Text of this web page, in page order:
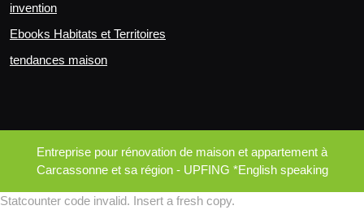
invention
Ebooks Habitats et Territoires
tendances maison
Entreprise pour rénovation de maison et appartement à
Carcassonne et sa région - UPFING *English speaking
Statcounter code invalid. Insert a fresh copy.